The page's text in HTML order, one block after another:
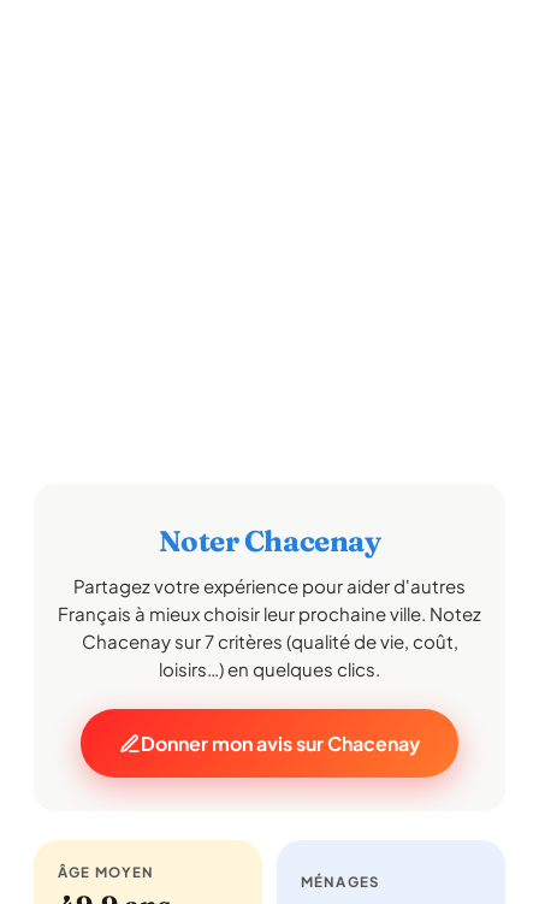
Noter Chacenay
Partagez votre expérience pour aider d'autres
Français à mieux choisir leur prochaine ville. Notez
Chacenay sur 7 critères (qualité de vie, coût,
loisirs…) en quelques clics.
Donner mon avis sur Chacenay
ÂGE MOYEN
MÉNAGES